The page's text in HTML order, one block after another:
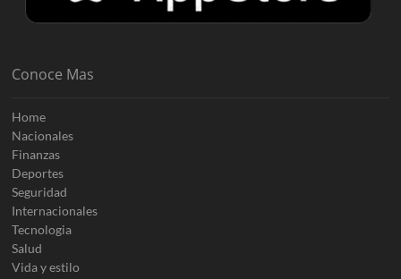
Conoce Mas
Home
Nacionales
Finanzas
Deportes
Seguridad
Internacionales
Tecnologia
Salud
Vida y estilo